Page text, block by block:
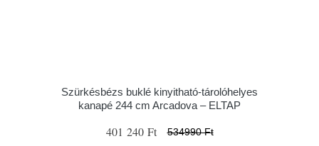
Szürkésbézs buklé kinyitható-tárolóhelyes
kanapé 244 cm Arcadova – ELTAP
401 240 Ft 534990 Ft